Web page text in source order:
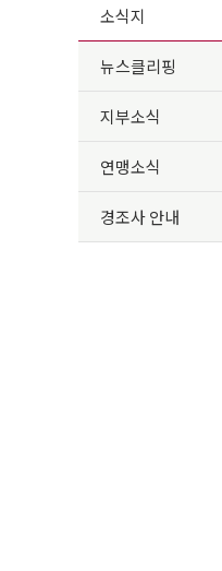
소식지
뉴스클리핑
지부소식
연맹소식
경조사 안내